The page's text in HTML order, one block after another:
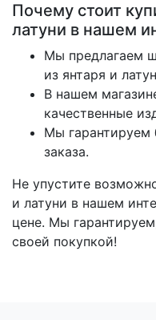
Почему стоит
латуни в нашем
Мы предлагаем
из янтаря и
В нашем
качественные
Мы гарантируем
заказа.
Не упустите
и латуни в нашем
цене. Мы
своей покупкой!